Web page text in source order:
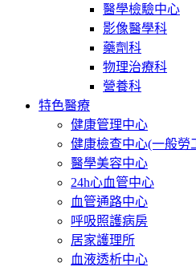
醫學檢驗中心
影像醫學科
藥劑科
物理治療科
營養科
特色醫療
健康管理中心
健康檢查中心(一般勞
醫學美容中心
24h心血管中心
血管通路中心
呼吸照護病房
居家護理所
血液透析中心